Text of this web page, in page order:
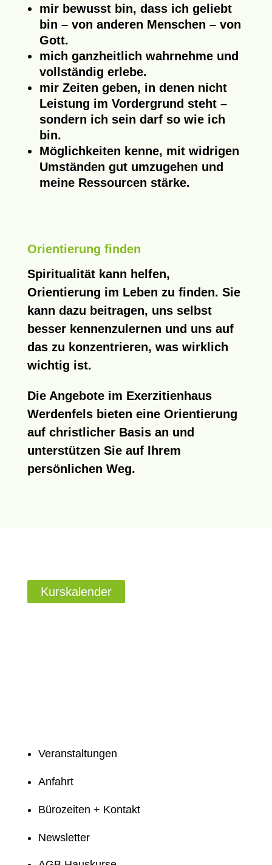
mir bewusst bin, dass ich geliebt
bin – von anderen Menschen – von
Gott.
mich ganzheitlich wahrnehme und
vollständig erlebe.
mir Zeiten geben, in denen nicht
Leistung im Vordergrund steht –
sondern ich sein darf so wie ich
bin.
Möglichkeiten kenne, mit widrigen
Umständen gut umzugehen und
meine Ressourcen stärke.
Orientierung finden
Spiritualität kann helfen,
Orientierung im Leben zu finden. Sie
kann dazu beitragen, uns selbst
besser kennenzulernen und uns auf
das zu konzentrieren, was wirklich
wichtig ist.
Die Angebote im Exerzitienhaus
Werdenfels bieten eine Orientierung
auf christlicher Basis an und
unterstützen Sie auf Ihrem
persönlichen Weg.
Kurskalender
Veranstaltungen
Anfahrt
Bürozeiten + Kontakt
Newsletter